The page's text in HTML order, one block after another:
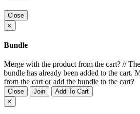
Close
×
Bundle
Merge with the product from the cart? //
bundle has already been added to the cart.
from the cart or add the bundle to the cart?
Close Join
Add To Cart
×